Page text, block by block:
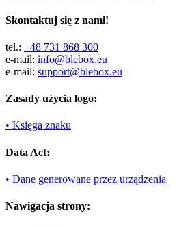
Skontaktuj się z nami!
tel.: +48 731 868 300
e-mail: info@blebox.eu
e-mail: support@blebox.eu
Zasady użycia logo:
• Księga znaku
Data Act:
• Dane generowane przez urządzenia
Nawigacja strony: